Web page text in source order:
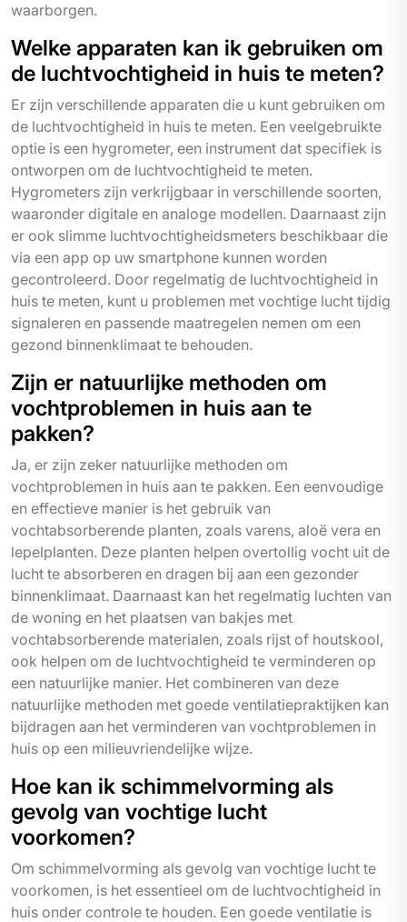
waarborgen.
Welke apparaten kan ik gebruiken om
de luchtvochtigheid in huis te meten?
Er zijn verschillende apparaten die u kunt gebruiken om
de luchtvochtigheid in huis te meten. Een veelgebruikte
optie is een hygrometer, een instrument dat specifiek is
ontworpen om de luchtvochtigheid te meten.
Hygrometers zijn verkrijgbaar in verschillende soorten,
waaronder digitale en analoge modellen. Daarnaast zijn
er ook slimme luchtvochtigheidsmeters beschikbaar die
via een app op uw smartphone kunnen worden
gecontroleerd. Door regelmatig de luchtvochtigheid in
huis te meten, kunt u problemen met vochtige lucht tijdig
signaleren en passende maatregelen nemen om een
gezond binnenklimaat te behouden.
Zijn er natuurlijke methoden om
vochtproblemen in huis aan te
pakken?
Ja, er zijn zeker natuurlijke methoden om
vochtproblemen in huis aan te pakken. Een eenvoudige
en effectieve manier is het gebruik van
vochtabsorberende planten, zoals varens, aloë vera en
lepelplanten. Deze planten helpen overtollig vocht uit de
lucht te absorberen en dragen bij aan een gezonder
binnenklimaat. Daarnaast kan het regelmatig luchten van
de woning en het plaatsen van bakjes met
vochtabsorberende materialen, zoals rijst of houtskool,
ook helpen om de luchtvochtigheid te verminderen op
een natuurlijke manier. Het combineren van deze
natuurlijke methoden met goede ventilatiepraktijken kan
bijdragen aan het verminderen van vochtproblemen in
huis op een milieuvriendelijke wijze.
Hoe kan ik schimmelvorming als
gevolg van vochtige lucht
voorkomen?
Om schimmelvorming als gevolg van vochtige lucht te
voorkomen, is het essentieel om de luchtvochtigheid in
huis onder controle te houden. Een goede ventilatie is